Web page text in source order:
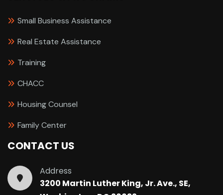
Small Business Assistance
Real Estate Assistance
Training
CHACC
Housing Counsel
Family Center
CONTACT US
Address
3200 Martin Luther King, Jr. Ave., SE,